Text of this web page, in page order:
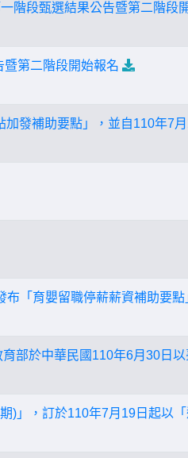
階段甄選結果公告暨第二階段
第二階段開始報名
發補助要點」，並自110年7
「育嬰留職停薪薪資補助要點
部於中華民國110年6月30日
)」，訂於110年7月19日起以